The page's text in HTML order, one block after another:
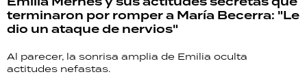
terminaron por romper a María Becerra: "Le
dio un ataque de nervios"
Al parecer, la sonrisa amplia de Emilia oculta
actitudes nefastas.